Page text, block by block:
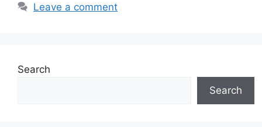
Leave a comment
Search
Search